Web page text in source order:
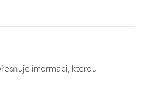
informaci, kterou